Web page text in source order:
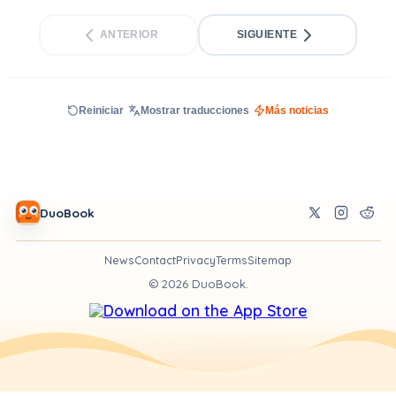
ANTERIOR SIGUIENTE
Reiniciar Mostrar traducciones Más noticias
DuoBook
NewsContactPrivacyTermsSitemap
© 2026DuoBook.